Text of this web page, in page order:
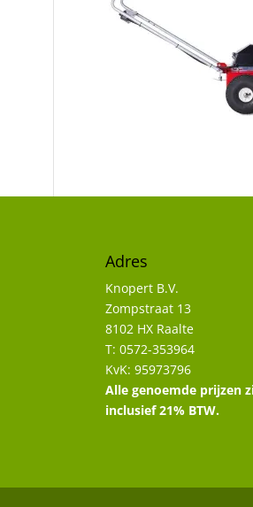
Adres
Knopert B.V.
Zompstraat 13
8102 HX Raalte
T: 0572-353964
KvK: 95973796
Alle genoemde prijzen
inclusief 21% BTW.